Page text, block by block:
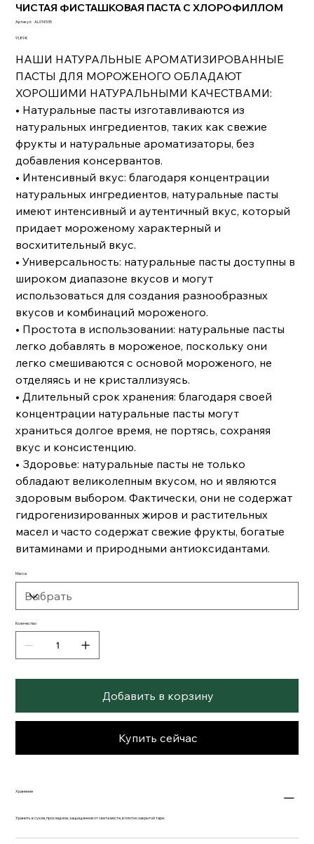
ЧИСТАЯ ФИСТАШКОВАЯ ПАСТА С ХЛОРОФИЛЛОМ
Артикул:
Артикул:
AL014535
Цена
91,89 €
НАШИ НАТУРАЛЬНЫЕ АРОМАТИЗИРОВАННЫЕ
ПАСТЫ ДЛЯ МОРОЖЕНОГО ОБЛАДАЮТ
ХОРОШИМИ НАТУРАЛЬНЫМИ КАЧЕСТВАМИ:
• Натуральные пасты изготавливаются из
натуральных ингредиентов, таких как свежие
фрукты и натуральные ароматизаторы, без
добавления консервантов.
• Интенсивный вкус: благодаря концентрации
натуральных ингредиентов, натуральные пасты
имеют интенсивный и аутентичный вкус, который
придает мороженому характерный и
восхитительный вкус.
• Универсальность: натуральные пасты доступны в
широком диапазоне вкусов и могут
использоваться для создания разнообразных
вкусов и комбинаций мороженого.
• Простота в использовании: натуральные пасты
легко добавлять в мороженое, поскольку они
легко смешиваются с основой мороженого, не
отделяясь и не кристаллизуясь.
• Длительный срок хранения: благодаря своей
концентрации натуральные пасты могут
храниться долгое время, не портясь, сохраняя
вкус и консистенцию.
• Здоровье: натуральные пасты не только
обладают великолепным вкусом, но и являются
здоровым выбором. Фактически, они не содержат
гидрогенизированных жиров и растительных
масел и часто содержат свежие фрукты, богатые
витаминами и природными антиоксидантами.
Масса
Количество
Добавить в корзину
Купить сейчас
Хранение
Хранить в сухом, прохладном, защищенном от света месте, в плотно закрытой таре.